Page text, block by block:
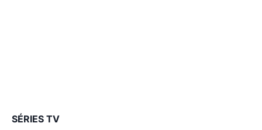
SÉRIES TV